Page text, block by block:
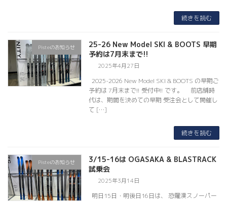
続きを読む
Pisteのお知らせ
25-26 New Model SKI & BOOTS 早期
予約は7月末まで!!
2025年4月27日
2025-2026 New Model SKI & BOOTS の早期ご
予約は 7月末まで!! 受付中!! です。 前店舗時
代は、期間を決めての早期 受注会として開催し
て […]
続きを読む
Pisteのお知らせ
3/15-16は OGASAKA & BLASTRACK
試乗会
2025年3月14日
明日15日・明後日16日は、 恐羅漢スノーパー